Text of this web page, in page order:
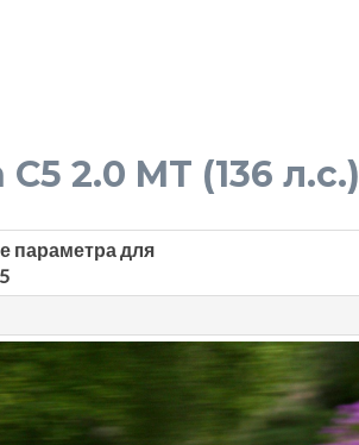
2.0 MT (136 л.с.)
параметра для